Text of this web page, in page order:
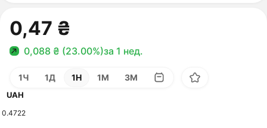
0,47 ₴
0,088 ₴ (23.00%)за 1 нед.
1Ч 1Д 1Н 1М 3М
UAH
0.4722